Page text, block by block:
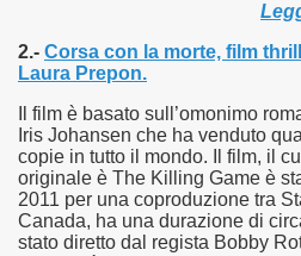
2.- Corsa con la morte, film
Laura Prepon.
Il film è basato sull’omonimo
Iris Johansen che ha venduto
copie in tutto il mondo. Il film, il
originale è The Killing Game è
2011 per una coproduzione tra
Canada, ha una durazione di
stato diretto dal regista Bobby
non piu esordiente, bensi
l'esordio enigmatico e
Se Ti Piacciono nel mese
di quella che dovrebbe